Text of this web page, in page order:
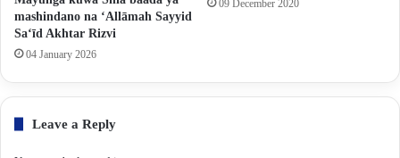
mashindano na ‘Allāmah Sayyid
Sa‘īd Akhtar Rizvi
04 January 2026
09 December 2020
Leave a Reply